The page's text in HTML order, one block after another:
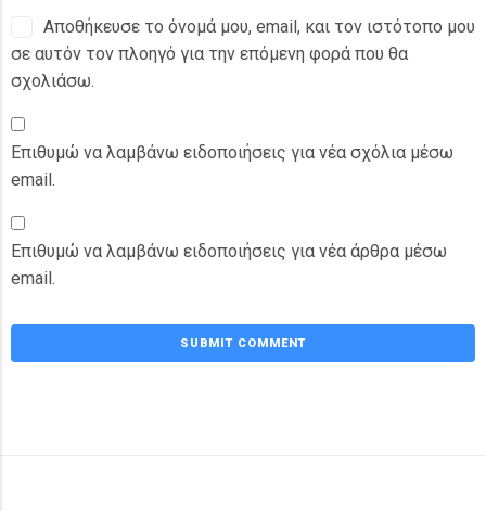
Αποθήκευσε το όνομά μου, email, και τον ιστότοπο μου
σε αυτόν τον πλοηγό για την επόμενη φορά που θα
σχολιάσω.
Επιθυμώ να λαμβάνω ειδοποιήσεις για νέα σχόλια μέσω
email.
Επιθυμώ να λαμβάνω ειδοποιήσεις για νέα άρθρα μέσω
email.